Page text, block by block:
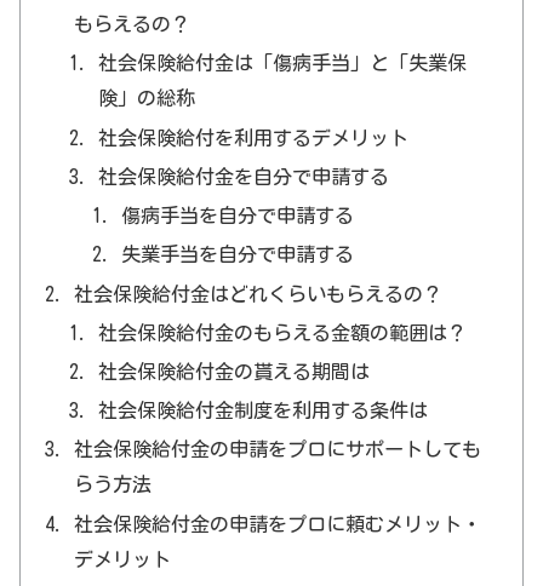
もらえるの？
社会保険給付金は「傷病手当」と「失業保
険」の総称
社会保険給付を利用するデメリット
社会保険給付金を自分で申請する
傷病手当を自分で申請する
失業手当を自分で申請する
社会保険給付金はどれくらいもらえるの？
社会保険給付金のもらえる金額の範囲は？
社会保険給付金の貰える期間は
社会保険給付金制度を利用する条件は
社会保険給付金の申請をプロにサポートしても
らう方法
社会保険給付金の申請をプロに頼むメリット・
デメリット